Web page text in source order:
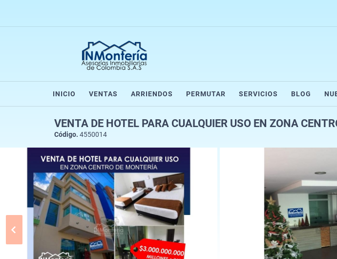
INICIO VENTAS ARRIENDOS PERMUTAR SERVICIOS BLOG
VENTA DE HOTEL PARA CUALQUIER USO EN ZONA
Código. 4550014